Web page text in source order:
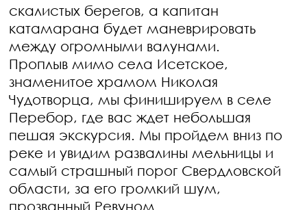
скалистых берегов, а капитан
катамарана будет маневрировать
между огромными валунами.
Проплыв мимо села Исетское,
знаменитое храмом Николая
Чудотворца, мы финишируем в селе
Перебор, где вас ждет небольшая
пешая экскурсия. Мы пройдем вниз по
реке и увидим развалины мельницы и
самый страшный порог Свердловской
области, за его громкий шум,
прозванный Ревуном.